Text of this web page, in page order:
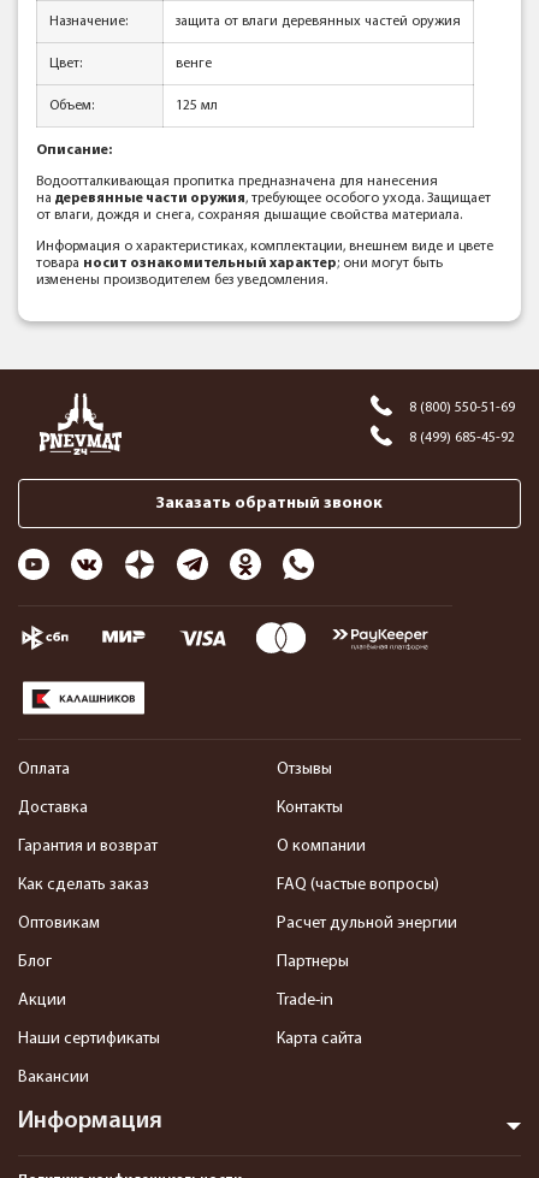
Назначение: защита от влаги деревянных частей оружия
Цвет: венге
Объем: 125 мл
Описание:
Водоотталкивающая пропитка предназначена для нанесения
на деревянные части оружия, требующее особого ухода. Защищает
от влаги, дождя и снега, сохраняя дышащие свойства материала.
Информация о характеристиках, комплектации, внешнем виде и цвете
товара носит ознакомительный характер; они могут быть
изменены производителем без уведомления.
8 (800) 550-51-69
8 (499) 685-45-92
Заказать обратный звонок
Информация
Оплата
Доставка
Гарантия и возврат
Как сделать заказ
Оптовикам
Блог
Акции
Наши сертификаты
Вакансии
Отзывы
Контакты
О компании
FAQ (частые вопросы)
Расчет дульной энергии
Партнеры
Trade-in
Карта сайта